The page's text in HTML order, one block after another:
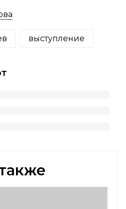
выступление